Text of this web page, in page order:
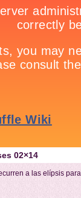
02×14
a las elípsis